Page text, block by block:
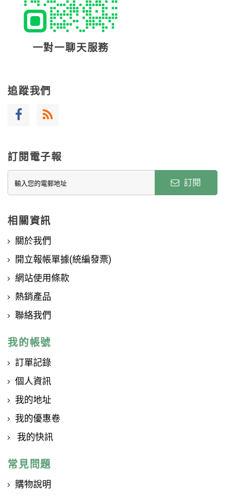
一對一聊天服務
追蹤我們
訂閱電子報
訂閱
相關資訊
關於我們
開立報帳單據(統編發票)
網站使用條款
熱銷產品
聯絡我們
我的帳號
訂單記錄
個人資訊
我的地址
我的優惠卷
我的快訊
常見問題
購物說明